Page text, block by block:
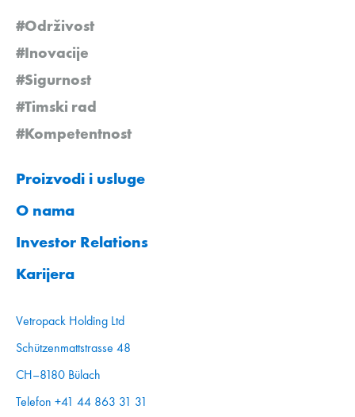
#Održivost
#Inovacije
#Sigurnost
#Timski rad
#Kompetentnost
Proizvodi i usluge
O nama
Investor Relations
Karijera
Vetropack Holding Ltd
Schützenmattstrasse 48
CH–8180 Bülach
Telefon +41 44 863 31 31